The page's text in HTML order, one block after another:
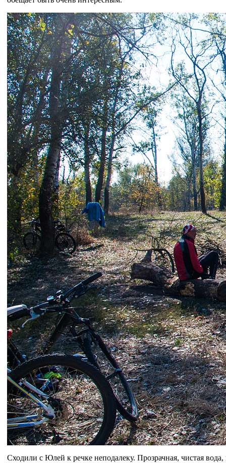
Сходили с Юлей к речке неподалеку. Прозрачная, чистая